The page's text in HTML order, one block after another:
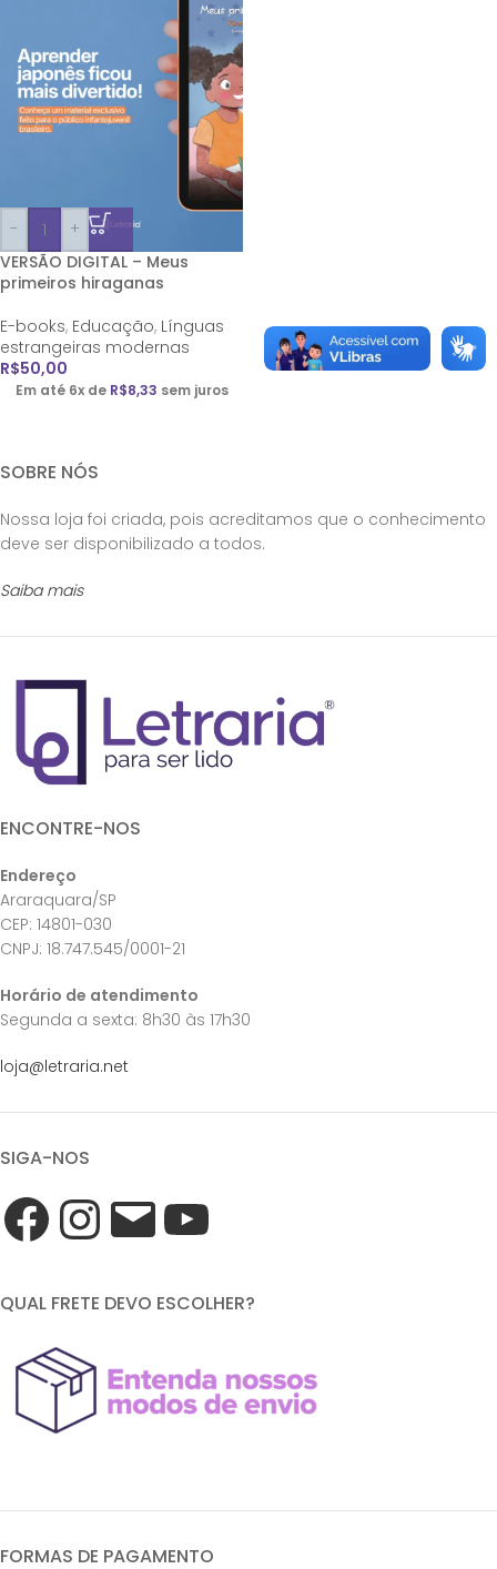
-
+
VERSÃO DIGITAL – Meus
primeiros hiraganas
E-books, Educação, Línguas
estrangeiras modernas
R$50,00
Em até 6x de R$8,33 sem juros
SOBRE NÓS
Nossa loja foi criada, pois acreditamos que o conhecimento
deve ser disponibilizado a todos.
Saiba mais
ENCONTRE-NOS
Endereço
Araraquara/SP
CEP: 14801-030
CNPJ: 18.747.545/0001-21
Horário de atendimento
Segunda a sexta: 8h30 às 17h30
loja@letraria.net
SIGA-NOS
QUAL FRETE DEVO ESCOLHER?
FORMAS DE PAGAMENTO